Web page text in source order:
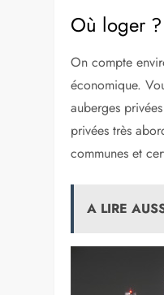
Cette ville
nombreux
patrimoine de
Itinéraire
• Visitez le
Et son jardin «
• Promenez-
• Visitez le